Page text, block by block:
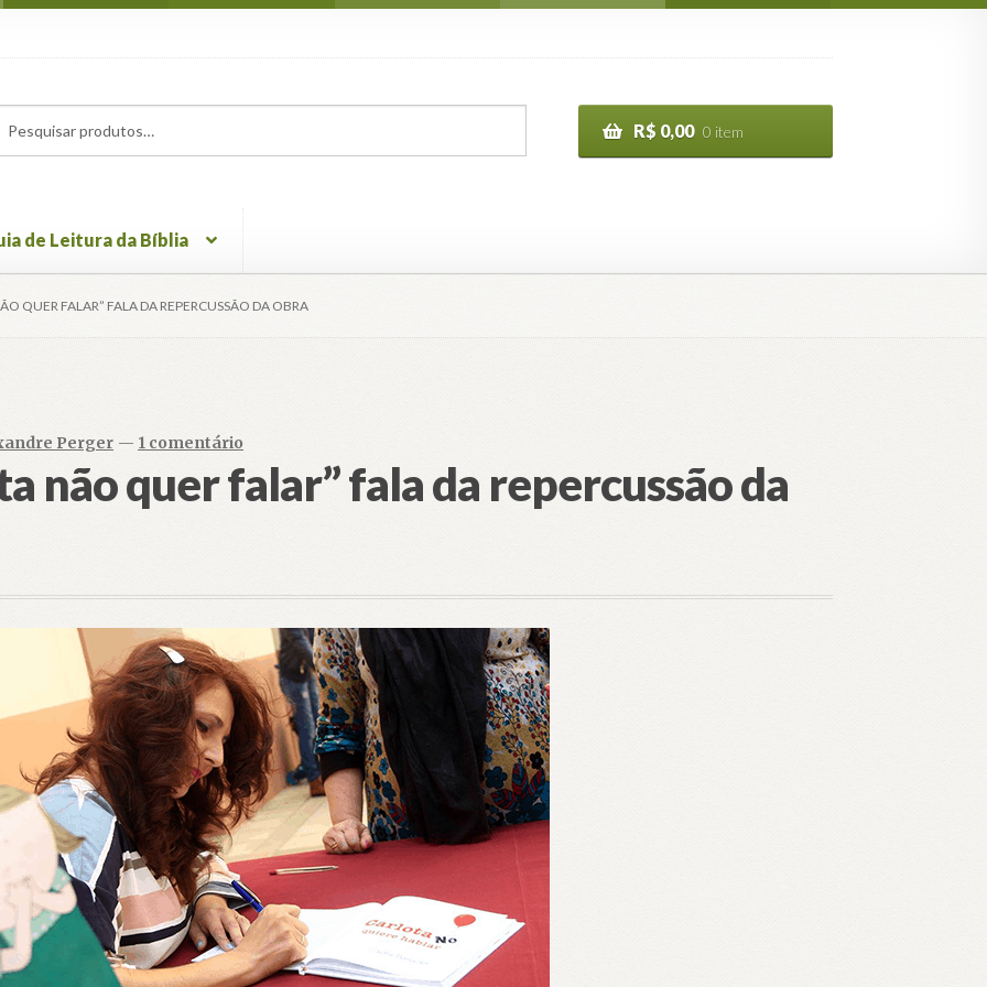
R$ 0,00 0 item
de Leitura da Bíblia
QUER FALAR” FALA DA REPERCUSSÃO DA OBRA
Perger — 1 comentário
não quer falar” fala da repercussão da